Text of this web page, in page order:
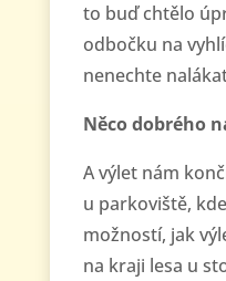
to buď chtělo
odbočku na
nenechte
Něco dobrého
A výlet nám
u parkoviště,
možností, jak
na kraji lesa u